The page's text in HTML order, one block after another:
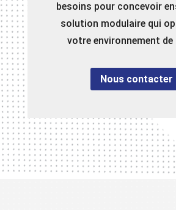
besoins pour concevoir
solution modulaire qui
votre environnement de
Nous contacter